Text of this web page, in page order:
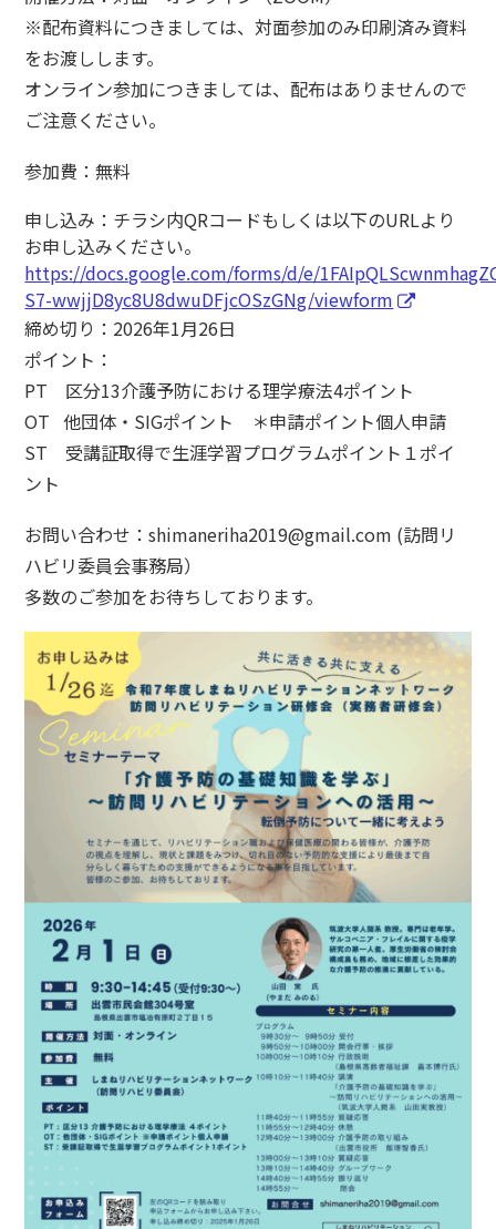
※配布資料につきましては、対面参加のみ印刷済み資料
をお渡しします。
オンライン参加につきましては、配布はありませんので
ご注意ください。
参加費：無料
申し込み：チラシ内QRコードもしくは以下のURLより
お申し込みください。
https://docs.google.com/forms/d/e/
S7-wwjjD8yc8U8dwuDFjcOSzGNg/viewform
締め切り：2026年1月26日
ポイント：
PT 区分13介護予防における理学療法4ポイント
OT 他団体・SIGポイント ＊申請ポイント個人申請
ST 受講証取得で生涯学習プログラムポイント１ポイ
ント
お問い合わせ：shimaneriha2019@gmail.com (訪問リ
ハビリ委員会事務局）
多数のご参加をお待ちしております。